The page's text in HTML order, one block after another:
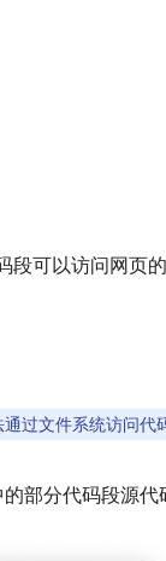
段可以访问网页的
通过文件系统访问代
部分代码段源代